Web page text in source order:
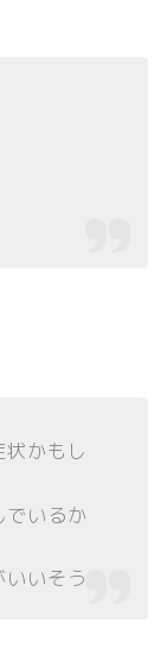
かもし
でいるか
いそう